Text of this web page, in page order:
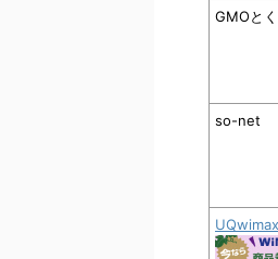
GMOと
so-net
UQwimax